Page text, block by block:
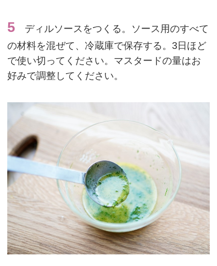
5 ディルソースをつくる。ソース用のすべて
の材料を混ぜて、冷蔵庫で保存する。3日ほど
で使い切ってください。マスタードの量はお
好みで調整してください。